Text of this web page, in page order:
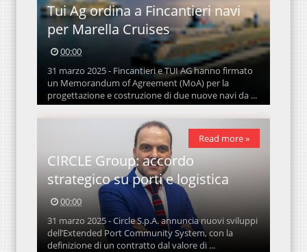
Tui Ag ordina a Fincantieri navi
per Marella Cruises
00:00
31 marzo 2025 - Fincantieri e TUI AG hanno firmato
un Memorandum of Agreement (MoA) per la
progettazione e costruzione di due nuove navi da ...
CIRCLE Group: accordo
strategico su porti e logistica
00:00
31 marzo 2025 - Circle S.p.A. annuncia nuovi sviluppi
dell’Extended Port Community System, con la
definizione di un contratto dal valore di ...
Read more »